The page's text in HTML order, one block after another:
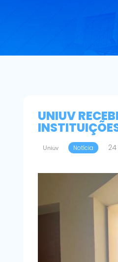
UNIUV
Uniuv Notícia